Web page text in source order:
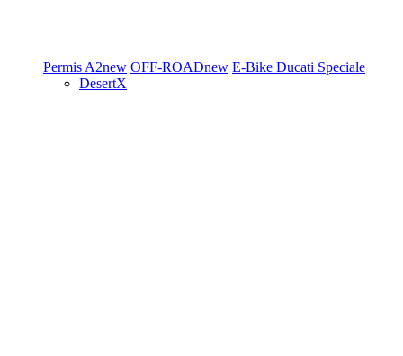
Permis A2new OFF-ROADnew E-Bike Ducati Speciale
DesertX